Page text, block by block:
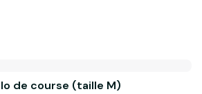
de course (taille M)